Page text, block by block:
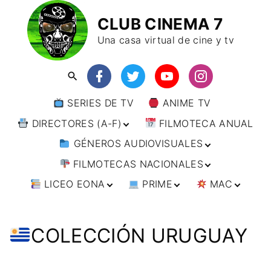
CLUB CINEMA 7
Una casa virtual de cine y tv
SERIES DE TV
ANIME TV
DIRECTORES (A-F)
DIRECTORES (F-L)
DIRECTORES (L-
W)
FILMOTECA ANUAL
GÉNEROS AUDIOVISUALES
ANIMACIÓN
ARTES MARCIALES
CIENCIA FICCIÓN
CINE DOCUMENTAL
FILMOTECAS NACIONALES
AFRICA
BRASIL
CHILE
ASIA
INDIA
JAPÓN
EUROPA
ALEMANIA
LICEO EONA
TALLERES
ONLINE
PRIME
IMPRESCINDIBLES
MAC
ANIME
🗨 CÓMICS
COLECCIÓN URUGUAY